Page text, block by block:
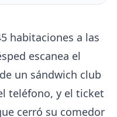
habitaciones a las
escanea el
un sándwich club
teléfono, y el ticket
cerró su comedor